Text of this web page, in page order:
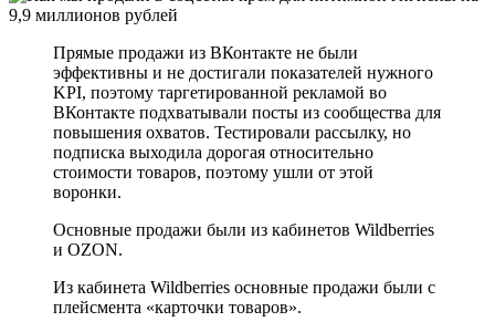
Прямые продажи из ВКонтакте не были
эффективны и не достигали показателей нужного
KPI, поэтому таргетированной рекламой во
ВКонтакте подхватывали посты из сообщества для
повышения охватов. Тестировали рассылку, но
подписка выходила дорогая относительно
стоимости товаров, поэтому ушли от этой
воронки.
Основные продажи были из кабинетов Wildberries
и OZON.
Из кабинета Wildberries основные продажи были с
плейсмента «карточки товаров».